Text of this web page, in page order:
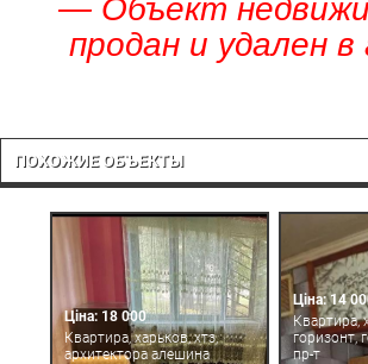
— Объект
продан и удален в
ПОХОЖИЕ ОБЪЕКТЫ
Ціна: 18 000
Квартира, харьков, хтз,
архитектора алешина
Ціна: 14
Квартира,
горизонт,
пр-т